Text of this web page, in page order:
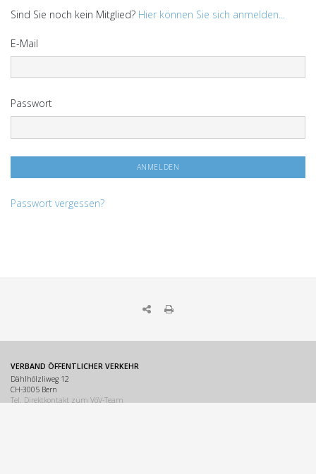
Sind Sie noch kein Mitglied? Hier können Sie sich anmelden...
E-Mail
Passwort
Passwort vergessen?
VERBAND ÖFFENTLICHER VERKEHR
Dählhölzliweg 12
CH-3005 Bern
Tel. Direktkontakt zum VöV-Team